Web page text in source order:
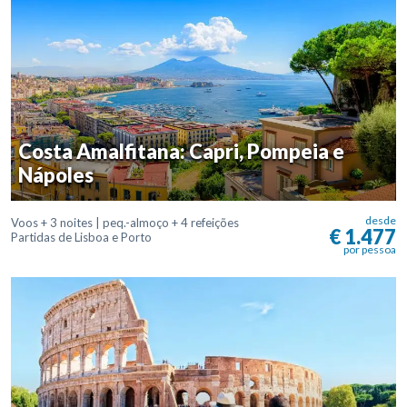
Costa Amalfitana: Capri, Pompeia e
Nápoles
Voos + 3 noites | peq.-almoço + 4 refeições
Partidas de Lisboa e Porto
desde
€ 1.477
por pessoa